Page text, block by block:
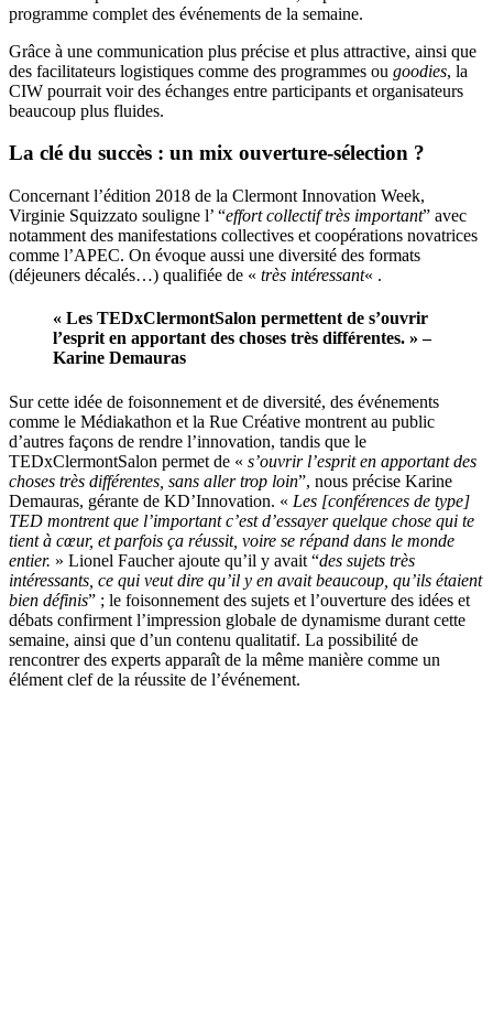
programme complet des événements de la semaine.
Grâce à une communication plus précise et plus attractive, ainsi que
des facilitateurs logistiques comme des programmes ou goodies, la
CIW pourrait voir des échanges entre participants et organisateurs
beaucoup plus fluides.
La clé du succès : un mix ouverture-sélection ?
Concernant l’édition 2018 de la Clermont Innovation Week,
Virginie Squizzato souligne l’ “effort collectif très important” avec
notamment des manifestations collectives et coopérations novatrices
comme l’APEC. On évoque aussi une diversité des formats
(déjeuners décalés…) qualifiée de « très intéressant« .
« Les TEDxClermontSalon permettent de s’ouvrir
l’esprit en apportant des choses très différentes. » –
Karine Demauras
Sur cette idée de foisonnement et de diversité, des événements
comme le Médiakathon et la Rue Créative montrent au public
d’autres façons de rendre l’innovation, tandis que le
TEDxClermontSalon permet de « s’ouvrir l’espriten apportant des
choses très différentes, sans aller trop loin”, nous précise Karine
Demauras, gérante de KD’Innovation. « Les [conférences de type]
TED montrent que l’important c’est d’essayer quelque chose qui te
tient à cœur, et parfois ça réussit, voire se répand dans le monde
entier. » Lionel Faucher ajoute qu’il y avait “des sujets très
intéressants, ce qui veut dire qu’il y en avait beaucoup, qu’ils étaient
bien définis” ; le foisonnement des sujets et l’ouverture des idées et
débats confirment l’impression globale de dynamisme durant cette
semaine, ainsi que d’un contenu qualitatif. La possibilité de
rencontrer des experts apparaît de la même manière comme un
élément clef de la réussite de l’événement.